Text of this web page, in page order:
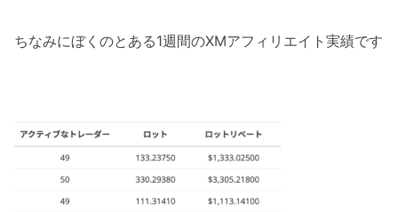
ちなみにぼくのとある1週間のXMアフィリエイト実績です